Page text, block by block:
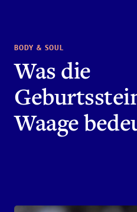
BODY & SOUL
Was die
Waage